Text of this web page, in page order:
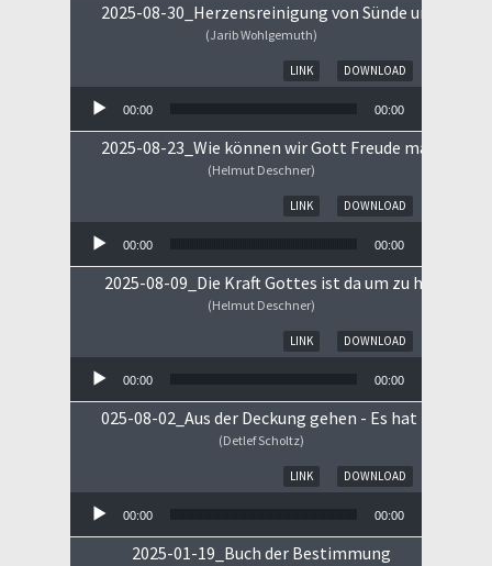
2025-08-30_Herzensreinigung von Sünde und Sorge
(Jarib Wohlgemuth)
DOWNLOAD
LINK
00:00 00:00
2025-08-23_Wie können wir Gott Freude machen
(Helmut Deschner)
DOWNLOAD
LINK
00:00 00:00
2025-08-09_Die Kraft Gottes ist da um zu heilen!
(Helmut Deschner)
DOWNLOAD
LINK
00:00 00:00
025-08-02_Aus der Deckung gehen - Es hat
(Detlef Scholtz)
DOWNLOAD
LINK
00:00 00:00
2025-01-19_Buch der Bestimmung